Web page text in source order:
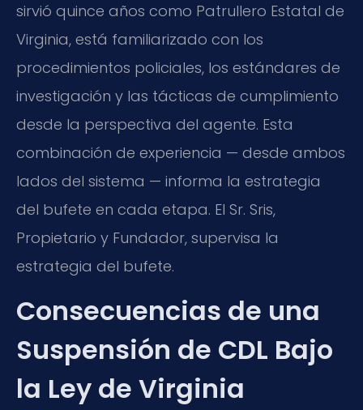
sirvió quince años como Patrullero Estatal de
Virginia, está familiarizado con los
procedimientos policiales, los estándares de
investigación y las tácticas de cumplimiento
desde la perspectiva del agente. Esta
combinación de experiencia — desde ambos
lados del sistema — informa la estrategia
del bufete en cada etapa. El Sr. Sris,
Propietario y Fundador, supervisa la
estrategia del bufete.
Consecuencias de una
Suspensión de CDL Bajo
la Ley de Virginia